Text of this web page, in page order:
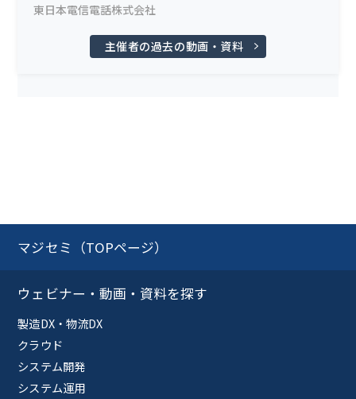
東日本電信電話株式会社
主催者の過去の動画・資料
マジセミ（TOPページ）
ウェビナー・動画・資料を探す
製造DX・物流DX
クラウド
システム開発
システム運用